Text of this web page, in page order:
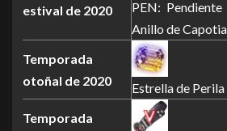
estival de 2020
PEN:
Anillo de Capotia
Temporada
otoñal de 2020
Estrella de Perila
Temporada